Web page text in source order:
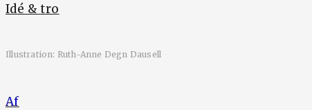
Idé & tro
Illustration: Ruth-Anne Degn Dausell
Af